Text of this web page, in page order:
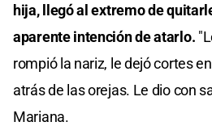
hija, llegó al extremo de
aparente intención de atarlo.
rompió la nariz, le dejó cortes
atrás de las orejas. Le dio con
Mariana.